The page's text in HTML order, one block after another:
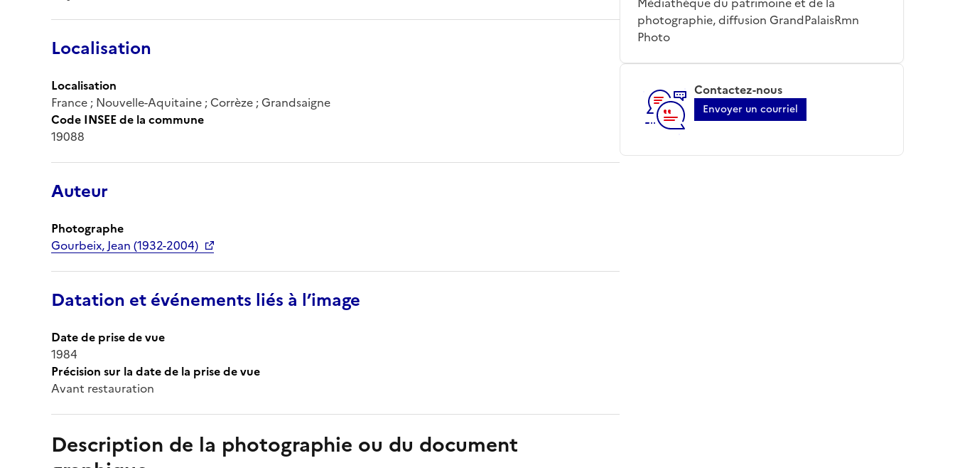
Localisation
Localisation
France ; Nouvelle-Aquitaine ; Corrèze ; Grandsaigne
Code INSEE de la commune
19088
Auteur
Photographe
Gourbeix, Jean (1932-2004)
Datation et événements liés à l’image
Date de prise de vue
1984
Précision sur la date de la prise de vue
Avant restauration
Description de la photographie ou du document
photographie, diffusion GrandPalaisRmn
Photo
Contactez-nous
Envoyer un courriel